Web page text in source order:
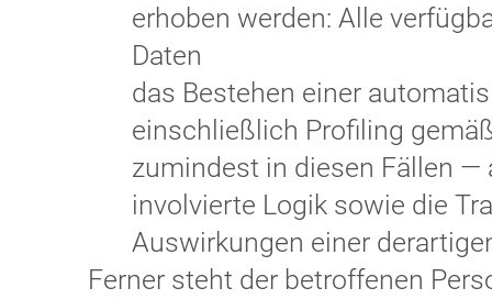
erhoben werden: Alle
Daten
das Bestehen einer
einschließlich Profiling
zumindest in diesen Fällen
involvierte Logik sowie die
Auswirkungen einer
Ferner steht der betroffenen